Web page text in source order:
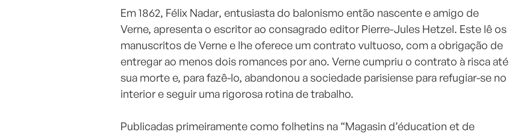
Em 1862, Félix Nadar, entusiasta do balonismo então nascente e amigo de
Verne, apresenta o escritor ao consagrado editor Pierre-Jules Hetzel. Este lê os
manuscritos de Verne e lhe oferece um contrato vultuoso, com a obrigação de
entregar ao menos dois romances por ano. Verne cumpriu o contrato à risca até
sua morte e, para fazê-lo, abandonou a sociedade parisiense para refugiar-se no
interior e seguir uma rigorosa rotina de trabalho.
Publicadas primeiramente como folhetins na “Magasin d’éducation et de